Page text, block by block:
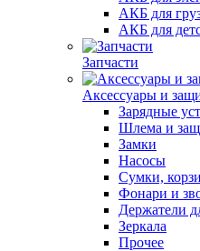
АКБ для
АКБ для
Запчасти
Аксессуары и
Зарядные
Шлема и
Замки
Насосы
Сумки,
Фонари и
Держатели
Зеркала
Прочее